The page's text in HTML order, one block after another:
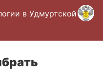
в Удмуртской